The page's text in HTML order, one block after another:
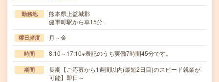
勤務地
熊本県上益城郡
健軍町駅から車15分
曜日頻度 月～金
時間 8:10～17:10※表記のうち実働7時間45分です。
期間
長期【ご応募から1週間以内(最短2日目)のスピード就業が
可能】即日～